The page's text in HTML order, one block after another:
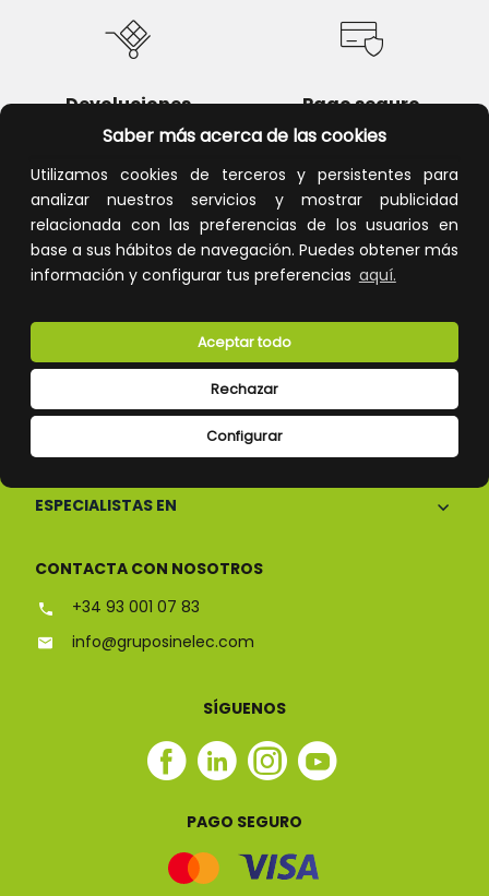
Saber más acerca de las cookies
Utilizamos cookies de terceros y persistentes para
analizar nuestros servicios y mostrar publicidad
relacionada con las preferencias de los usuarios en
base a sus hábitos de navegación. Puedes obtener más
información y configurar tus preferencias aquí.
Configurar
Rechazar
Aceptar todo
Devoluciones Pago seguro
Atención al cliente
ESPECIALISTAS EN
CONTACTA CON NOSOTROS
+34 93 001 07 83
info@gruposinelec.com
SÍGUENOS
Facebook
Linkedin
Instagram
Youtube
PAGO SEGURO